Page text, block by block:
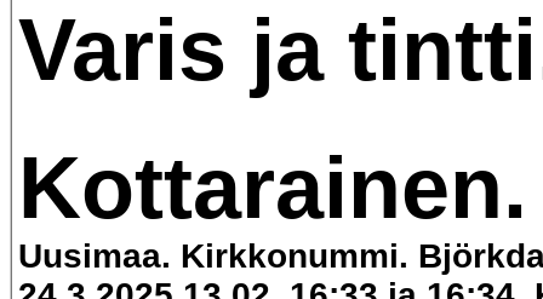
Varis ja
Kottarainen.
Uusimaa. Kirkkonummi.